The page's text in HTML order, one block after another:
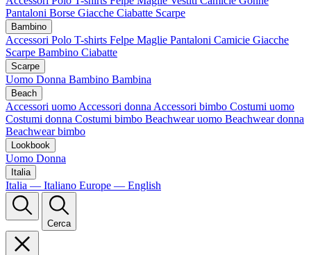
Pantaloni Borse Giacche Ciabatte Scarpe
Bambino
Accessori Polo T-shirts Felpe Maglie Pantaloni Camicie Giacche
Scarpe Bambino Ciabatte
Scarpe
Uomo Donna Bambino Bambina
Beach
Accessori uomo Accessori donna Accessori bimbo Costumi uomo
Costumi donna Costumi bimbo Beachwear uomo Beachwear donna
Beachwear bimbo
Lookbook
Uomo Donna
Italia
Italia — Italiano Europe — English
Cerca